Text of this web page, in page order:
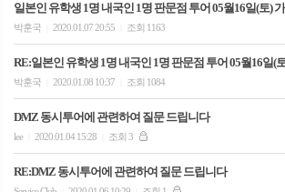
일본인 유학생 1명 내국인 1명 판문점 투어 05월16일(토)
박훈국 2020.01.07 20:55 조회 1163
RE:일본인 유학생 1명 내국인 1명 판문점 투어 05월16일(
박훈국 2020.01.08 10:37 조회 1084
DMZ 동시투어에 관련하여 질문 드립니다
lee 2020.01.04 15:28 조회 3
RE:DMZ 동시투어에 관련하여 질문 드립니다